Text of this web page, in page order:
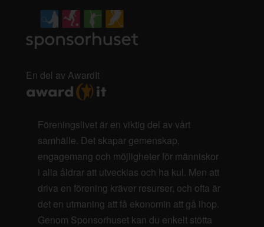
En del av AwardIt
Föreningslivet är en viktig del av vårt
samhälle. Det skapar gemenskap,
engagemang och möjligheter för människor
i alla åldrar att utvecklas och ha kul. Men att
driva en förening kräver resurser, och ofta är
det en utmaning att få ekonomin att gå ihop.
Genom Sponsorhuset kan du enkelt stötta